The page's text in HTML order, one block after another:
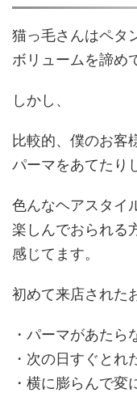
猫っ毛さんはペタ
ボリュームを諦め
しかし、
比較的、僕のお客
パーマをあてたり
色んなヘアスタイ
楽しんでおられる
感じてます。
初めて来店された
・パーマがあたら
・次の日すぐとれ
・ 横に膨らんで変